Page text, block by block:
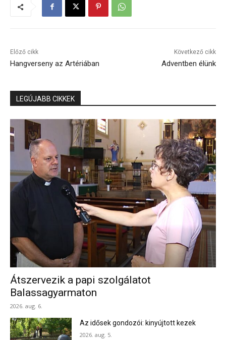
Előző cikk
Hangverseny az Artériában
Következő cikk
Adventben élünk
LEGÚJABB CIKKEK
Átszervezik a papi szolgálatot
Balassagyarmaton
2026. aug. 6.
Az idősek gondozói: kinyújtott kezek
2026. aug. 5.